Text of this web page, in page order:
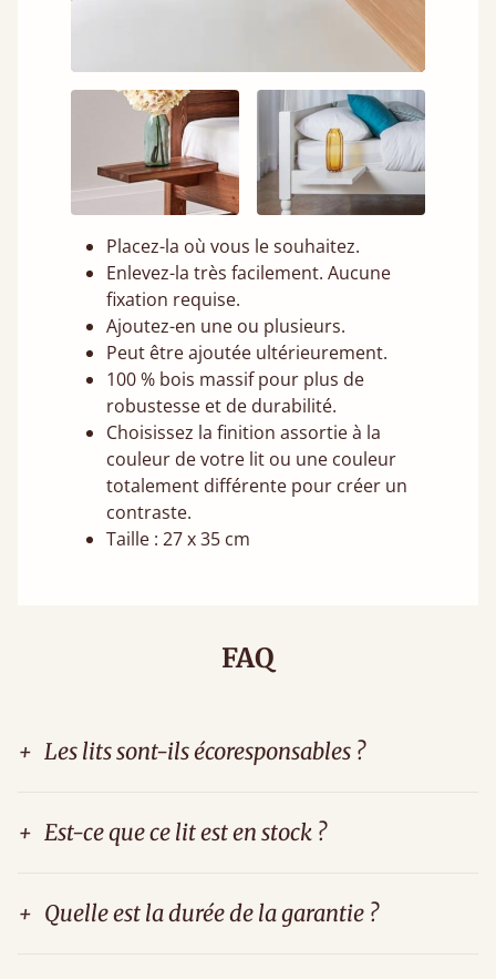
Placez-la où vous le souhaitez.
Enlevez-la très facilement. Aucune
fixation requise.
Ajoutez-en une ou plusieurs.
Peut être ajoutée ultérieurement.
100 % bois massif pour plus de
robustesse et de durabilité.
Choisissez la finition assortie à la
couleur de votre lit ou une couleur
totalement différente pour créer un
contraste.
Taille : 27 x 35 cm
FAQ
+ Les lits sont-ils écoresponsables ?
+ Est-ce que ce lit est en stock ?
+ Quelle est la durée de la garantie ?